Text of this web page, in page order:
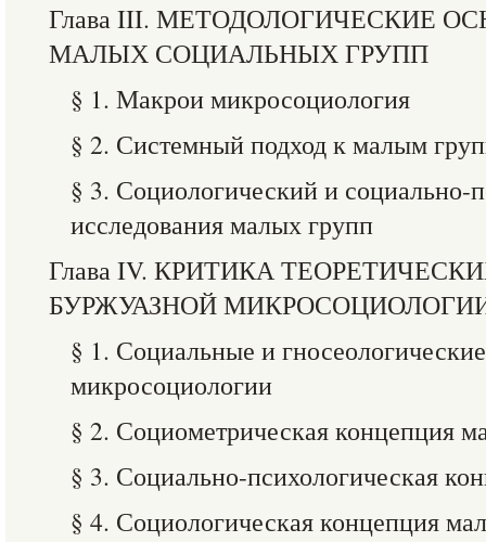
Глава III. МЕТОДОЛОГИЧЕСКИЕ
МАЛЫХ СОЦИАЛЬНЫХ ГРУПП
§ 1. Макрои микросоциология
§ 2. Системный подход к малым
§ 3. Социологический и социально-
исследования малых групп
Глава IV. КРИТИКА
БУРЖУАЗНОЙ
§ 1. Социальные и
микросоциологии
§ 2. Социометрическая концепция
§ 3. Социально-психологическая
§ 4. Социологическая концепция